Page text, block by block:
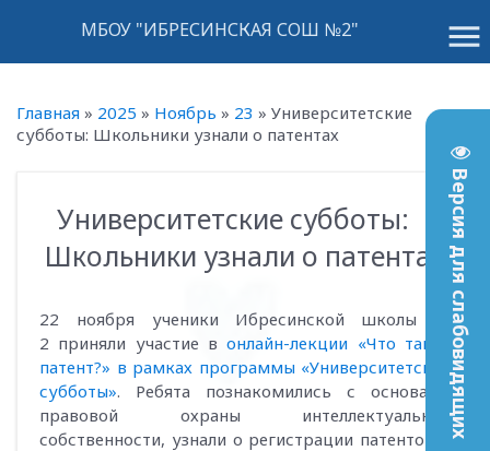
Версия для слабовидящих
menu
МБОУ "ИБРЕСИНСКАЯ СОШ №2"
Главная » 2025 » Ноябрь » 23 » Университетские
субботы: Школьники узнали о патентах
Университетские субботы:
Школьники узнали о патентах
22 ноября ученики Ибресинской школы №
2 приняли участие вонлайн-лекции «Что такое
патент?» в рамках программы «Университетские
субботы». Ребята познакомились с основами
правовой охраны интеллектуальной
собственности, узнали о регистрации патентов и